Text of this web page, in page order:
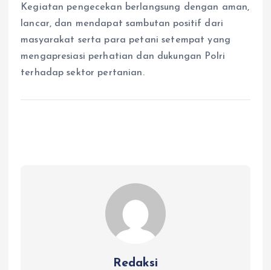
Kegiatan pengecekan berlangsung dengan aman,
lancar, dan mendapat sambutan positif dari
masyarakat serta para petani setempat yang
mengapresiasi perhatian dan dukungan Polri
terhadap sektor pertanian.
Redaksi